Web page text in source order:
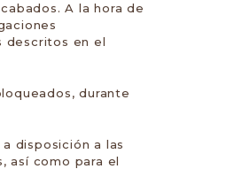
A la hora de
descritos en el
durante
disposición a las
así como para el